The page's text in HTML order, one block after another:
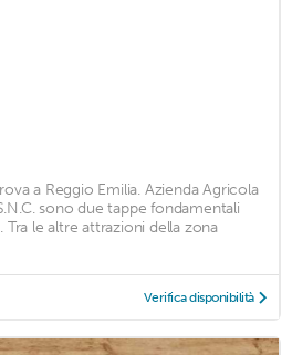
a Reggio Emilia. Azienda Agricola
sono due tappe fondamentali
le altre attrazioni della zona
Verifica disponibilità